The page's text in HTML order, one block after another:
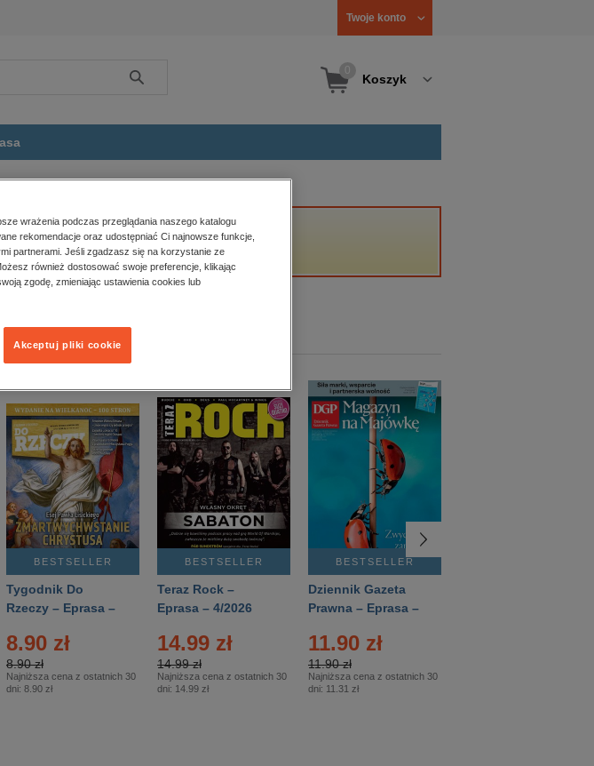
Twoje konto
Szukaj Koszyk
dostępny.
BESTSELLER
Tygodnik Do
Rzeczy – Eprasa –
8.90 zł
8.90 zł
Najniższa cena z ostatnich 30
dni: 8.90 zł
BESTSELLER
Teraz Rock –
Eprasa – 4/2026
14.99 zł
14.99 zł
Najniższa cena z ostatnich 30
dni: 14.99 zł
BESTSELLER
Dziennik Gazeta
Prawna – Eprasa –
11.90 zł
11.90 zł
Najniższa cena z ostatnich 30
dni: 11.31 zł
wrażenia podczas przeglądania naszego katalogu
rekomendacje oraz udostępniać Ci najnowsze funkcje,
partnerami. Jeśli zgadzasz się na korzystanie ze
również dostosować swoje preferencje, klikając
zgodę, zmieniając ustawienia cookies lub
Akceptuj pliki cookie